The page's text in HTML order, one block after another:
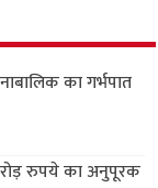
का गर्भपात
रुपये का अनुपूरक